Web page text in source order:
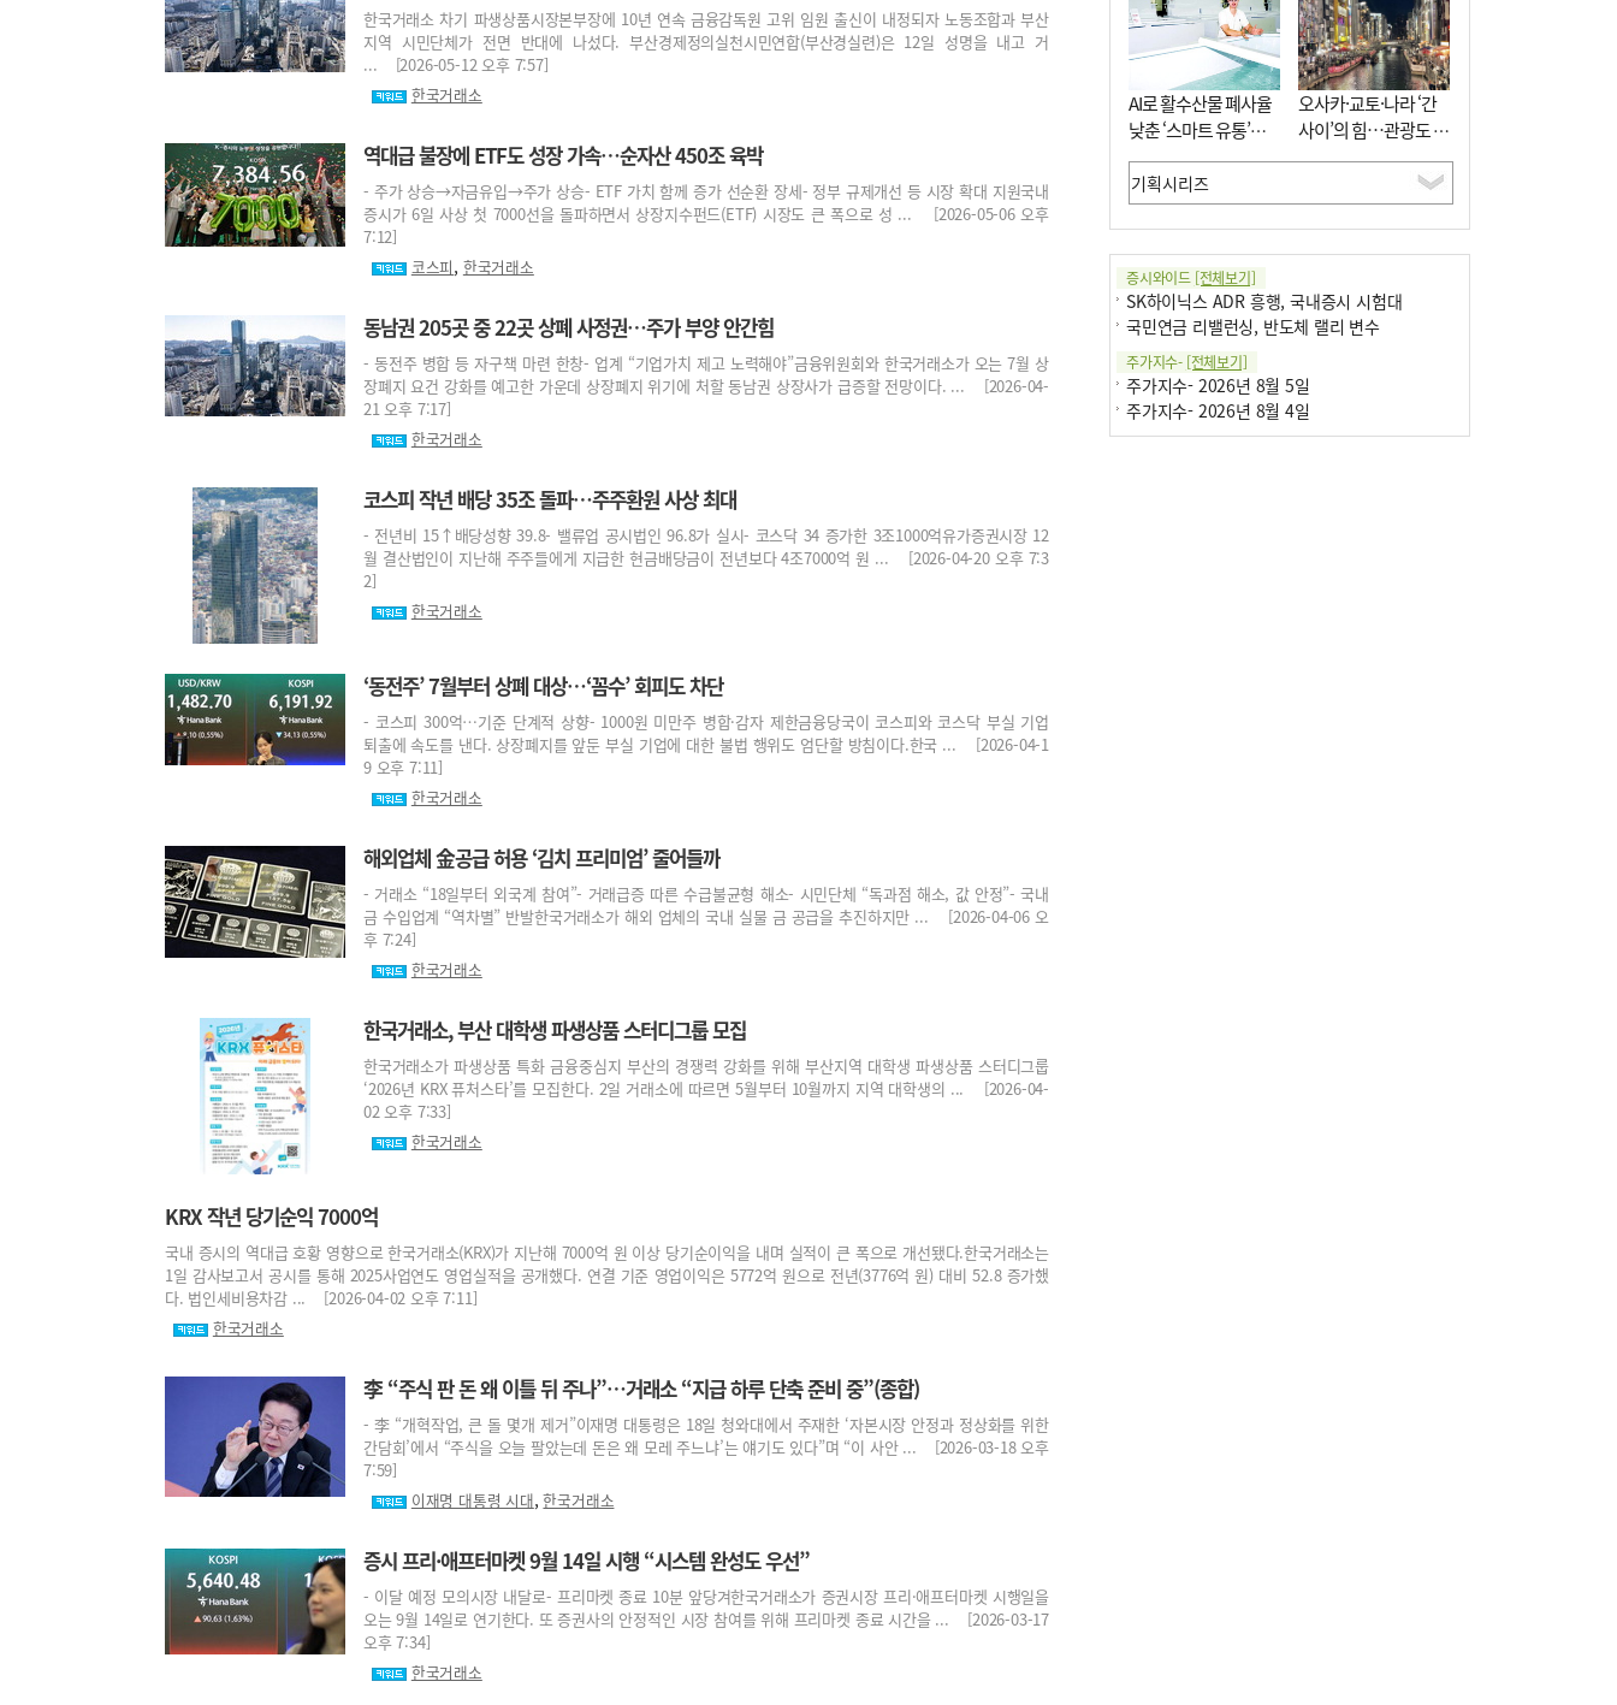
한국거래소 차기 파생상품시장본부장에 10년 연속 금융감독원 고위 임원 출신이 내정되자 노동조합과 부산
지역 시민단체가 전면 반대에 나섰다. 부산경제정의실천시민연합(부산경실련)은 12일 성명을 내고 거
... [2026-05-12 오후 7:57]
한국거래소
역대급 불장에 ETF도 성장 가속…순자산 450조 육박
- 주가 상승→자금유입→주가 상승- ETF 가치 함께 증가 선순환 장세- 정부 규제개선 등 시장 확대 지원국내
증시가 6일 사상 첫 7000선을 돌파하면서 상장지수펀드(ETF) 시장도 큰 폭으로 성 ... [2026-05-06 오후
7:12]
코스피, 한국거래소
동남권 205곳 중 22곳 상폐 사정권…주가 부양 안간힘
- 동전주 병합 등 자구책 마련 한창- 업계 “기업가치 제고 노력해야”금융위원회와 한국거래소가 오는 7월 상
장폐지 요건 강화를 예고한 가운데 상장폐지 위기에 처할 동남권 상장사가 급증할 전망이다. ... [2026-04-
21 오후 7:17]
한국거래소
코스피 작년 배당 35조 돌파…주주환원 사상 최대
- 전년비 15↑배당성향 39.8- 밸류업 공시법인 96.8가 실시- 코스닥 34 증가한 3조1000억유가증권시장 12
월 결산법인이 지난해 주주들에게 지급한 현금배당금이 전년보다 4조7000억 원 ... [2026-04-20 오후 7:3
2]
한국거래소
‘동전주’ 7월부터 상폐 대상…‘꼼수’ 회피도 차단
- 코스피 300억…기준 단계적 상향- 1000원 미만주 병합·감자 제한금융당국이 코스피와 코스닥 부실 기업
퇴출에 속도를 낸다. 상장폐지를 앞둔 부실 기업에 대한 불법 행위도 엄단할 방침이다.한국 ... [2026-04-1
9 오후 7:11]
한국거래소
해외업체 金공급 허용 ‘김치 프리미엄’ 줄어들까
- 거래소 “18일부터 외국계 참여”- 거래급증 따른 수급불균형 해소- 시민단체 “독과점 해소, 값 안정”- 국내
금 수입업계 “역차별” 반발한국거래소가 해외 업체의 국내 실물 금 공급을 추진하지만 ... [2026-04-06 오
후 7:24]
한국거래소
한국거래소, 부산 대학생 파생상품 스터디그룹 모집
한국거래소가 파생상품 특화 금융중심지 부산의 경쟁력 강화를 위해 부산지역 대학생 파생상품 스터디그룹
‘2026년 KRX 퓨처스타’를 모집한다. 2일 거래소에 따르면 5월부터 10월까지 지역 대학생의 ... [2026-04-
02 오후 7:33]
한국거래소
KRX 작년 당기순익 7000억
국내 증시의 역대급 호황 영향으로 한국거래소(KRX)가 지난해 7000억 원 이상 당기순이익을 내며 실적이 큰 폭으로 개선됐다.한국거래소는
1일 감사보고서 공시를 통해 2025사업연도 영업실적을 공개했다. 연결 기준 영업이익은 5772억 원으로 전년(3776억 원) 대비 52.8 증가했
다. 법인세비용차감 ... [2026-04-02 오후 7:11]
한국거래소
李 “주식 판 돈 왜 이틀 뒤 주나”…거래소 “지급 하루 단축 준비 중”(종합)
- 李 “개혁작업, 큰 돌 몇개 제거”이재명 대통령은 18일 청와대에서 주재한 ‘자본시장 안정과 정상화를 위한
간담회’에서 “주식을 오늘 팔았는데 돈은 왜 모레 주느냐’는 얘기도 있다”며 “이 사안 ... [2026-03-18 오후
7:59]
이재명 대통령 시대,한국거래소
증시 프리·애프터마켓 9월 14일 시행 “시스템 완성도 우선”
- 이달 예정 모의시장 내달로- 프리마켓 종료 10분 앞당겨한국거래소가 증권시장 프리·애프터마켓 시행일을
오는 9월 14일로 연기한다. 또 증권사의 안정적인 시장 참여를 위해 프리마켓 종료 시간을 ... [2026-03-17
오후 7:34]
한국거래소
AI로 활수산물 폐사율
낮춘 ‘스마트 유통’…
사막·산악지대 수출
도전
오사카·교토·나라 ‘간
사이’의 힘…관광도 뭉
쳐야 흥한다
증시와이드 [전체보기]
SK하이닉스 ADR 흥행, 국내증시 시험대
국민연금 리밸런싱, 반도체 랠리 변수
주가지수- [전체보기]
주가지수- 2026년 8월 5일
주가지수- 2026년 8월 4일